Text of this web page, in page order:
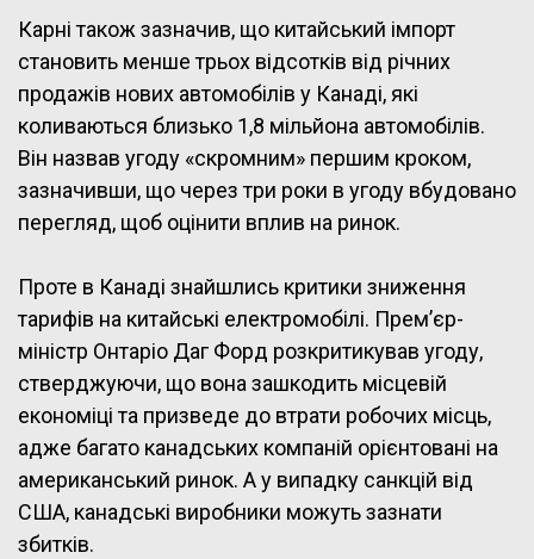
Карні також зазначив, що китайський імпорт
становить менше трьох відсотків від річних
продажів нових автомобілів у Канаді, які
коливаються близько 1,8 мільйона автомобілів.
Він назвав угоду «скромним» першим кроком,
зазначивши, що через три роки в угоду вбудовано
перегляд, щоб оцінити вплив на ринок.
Проте в Канаді знайшлись критики зниження
тарифів на китайські електромобілі. Прем’єр-
міністр Онтаріо Даг Форд розкритикував угоду,
стверджуючи, що вона зашкодить місцевій
економіці та призведе до втрати робочих місць,
адже багато канадських компаній орієнтовані на
американський ринок. А у випадку санкцій від
США, канадські виробники можуть зазнати
збитків.